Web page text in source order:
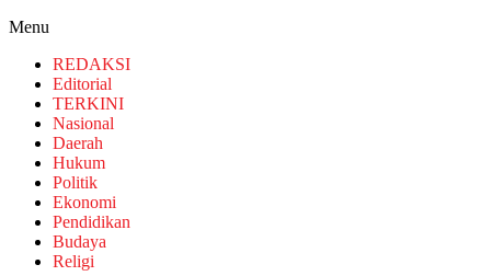
Menu
REDAKSI
Editorial
TERKINI
Nasional
Daerah
Hukum
Politik
Ekonomi
Pendidikan
Budaya
Religi